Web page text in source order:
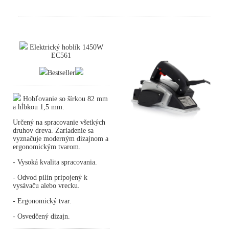
Elektrický hoblík 1450W
EC561
Bestseller
Hobľovanie so šírkou 82 mm
a hĺbkou 1,5 mm.
Určený na spracovanie všetkých
druhov dreva. Zariadenie sa
vyznačuje moderným dizajnom a
ergonomickým tvarom.
- Vysoká kvalita spracovania.
- Odvod pilín pripojený k
vysávaču alebo vrecku.
- Ergonomický tvar.
- Osvedčený dizajn.